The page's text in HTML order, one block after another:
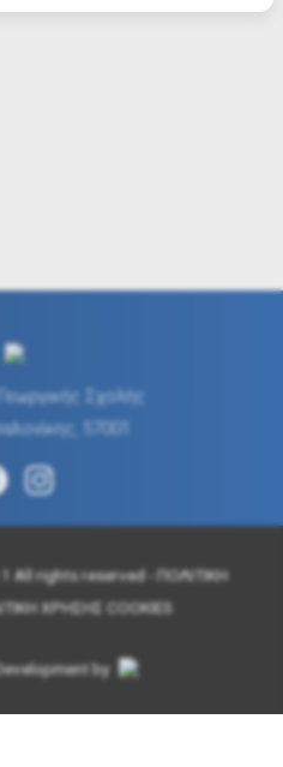
Σχολής
57001
All rights reserved - ΠΟΛΙΤΙΚΗ
ΧΡΗΣΗΣ COOKIES
by